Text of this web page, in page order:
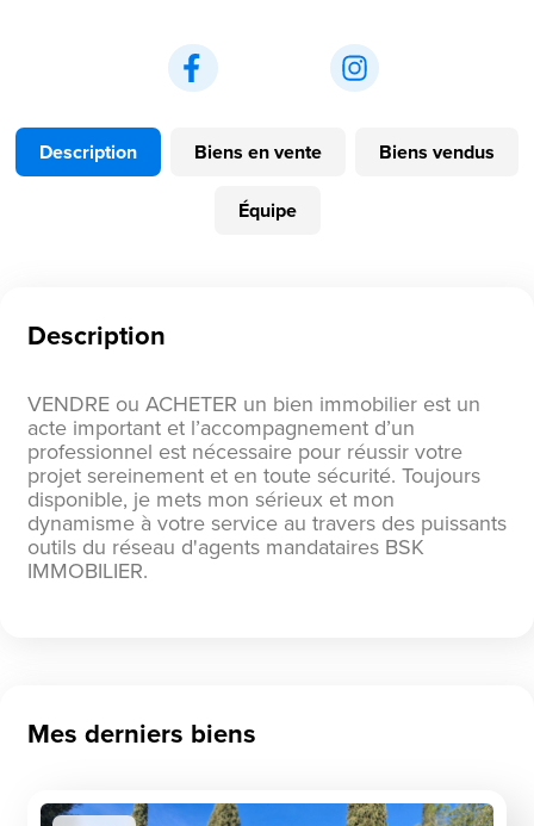
Description Biens en vente Biens vendus
Équipe
Description
VENDRE ou ACHETER un bien immobilier est un
acte important et l’accompagnement d’un
professionnel est nécessaire pour réussir votre
projet sereinement et en toute sécurité. Toujours
disponible, je mets mon sérieux et mon
dynamisme à votre service au travers des puissants
outils du réseau d'agents mandataires BSK
IMMOBILIER.
Mes derniers biens